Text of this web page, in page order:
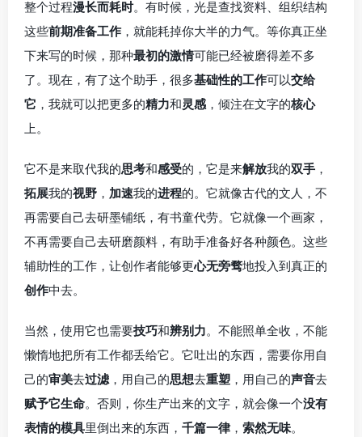
整个过程漫长而耗时。有时候，光是查找资料、组织结构
这些前期准备工作 ，就能耗掉你大半的力气。等你真正坐
下来写的时候，那种最初的激情可能已经被磨得差不多
了。现在，有了这个助手，很多基础性的工作可以交给
它 ，我就可以把更多的精力和灵感 ，倾注在文字的核心
上。
它不是来取代我的思考和感受的，它是来解放我的双手 ，
拓展我的视野 ， 加速我的进程的。它就像古代的文人，不
再需要自己去研墨铺纸，有书童代劳。它就像一个画家，
不再需要自己去研磨颜料，有助手准备好各种颜色。这些
辅助性的工作，让创作者能够更心无旁骛地投入到真正的
创作中去。
当然，使用它也需要技巧和辨别力。不能照单全收，不能
懒惰地把所有工作都丢给它。它吐出的东西，需要你用自
己的审美去过滤 ，用自己的思想去重塑 ，用自己的声音去
赋予它生命。否则，你生产出来的文字，就会像一个没有
表情的模具里倒出来的东西， 千篇一律 ， 索然无味。